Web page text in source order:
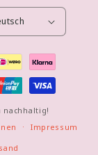
nachhaltig!
Impressum